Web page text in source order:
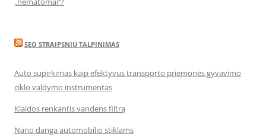
SEO STRAIPSNIU TALPINIMAS
Auto supirkimas kaip efektyvus transporto priemonės gyvavimo
ciklo valdymo instrumentas
Klaidos renkantis vandens filtrą
Nano danga automobilio stiklams